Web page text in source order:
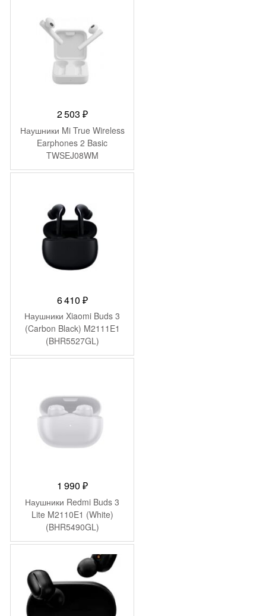
2 503 ₽
Наушники Mi True Wireless
Earphones 2 Basic
TWSEJ08WM
(BHR4089GL)
6 410 ₽
Наушники Xiaomi Buds 3
(Carbon Black) M2111E1
(BHR5527GL)
1 990 ₽
Наушники Redmi Buds 3
Lite M2110E1 (White)
(BHR5490GL)